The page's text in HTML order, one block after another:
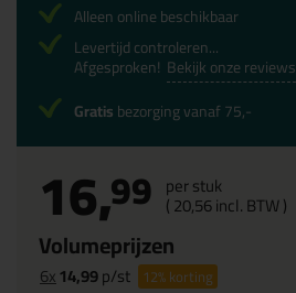
16,99 per stuk
(20,56incl. BTW )
Volumeprijzen
6x14,99p/st 12%korting
Alleen online beschikbaar
Levertijd controleren...
Afgesproken! Bekijk onze reviews
Gratisbezorging vanaf 75,-